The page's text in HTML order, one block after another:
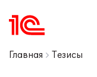
Главная Тезисы